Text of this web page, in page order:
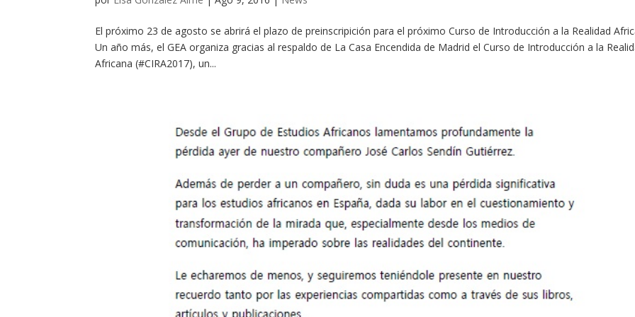
El próximo 23 de agosto se abrirá el plazo de preinscripición para el próximo Curso de Introducción a la Realidad
Un año más, el GEA organiza gracias al respaldo de La Casa Encendida de Madrid el Curso de Introducción a la
Africana (#CIRA2017), un...